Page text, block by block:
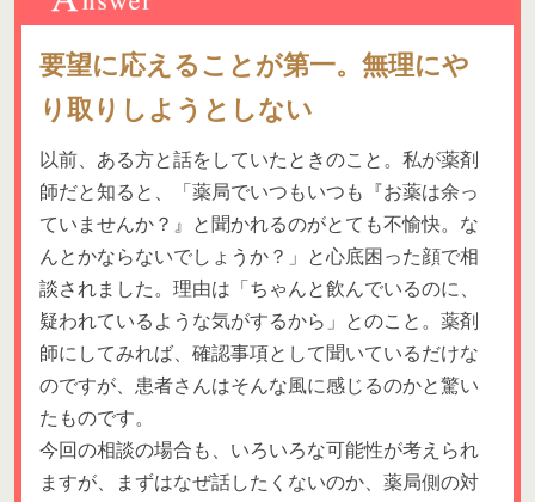
要望に応えることが第一。無理にや
り取りしようとしない
以前、ある方と話をしていたときのこと。私が薬剤
師だと知ると、「薬局でいつもいつも『お薬は余っ
ていませんか？』と聞かれるのがとても不愉快。な
んとかならないでしょうか？」と心底困った顔で相
談されました。理由は「ちゃんと飲んでいるのに、
疑われているような気がするから」とのこと。薬剤
師にしてみれば、確認事項として聞いているだけな
のですが、患者さんはそんな風に感じるのかと驚い
たものです。
今回の相談の場合も、いろいろな可能性が考えられ
ますが、まずはなぜ話したくないのか、薬局側の対